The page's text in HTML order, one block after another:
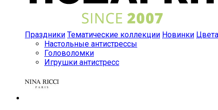
Праздники Тематические коллекции Новинки Цвета
Настольные антистрессы
Головоломки
Игрушки антистресс